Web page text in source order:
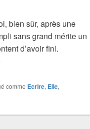
bien sûr, après une
sans grand mérite un
d’avoir fini.
1
comme Ecrire, Elle,